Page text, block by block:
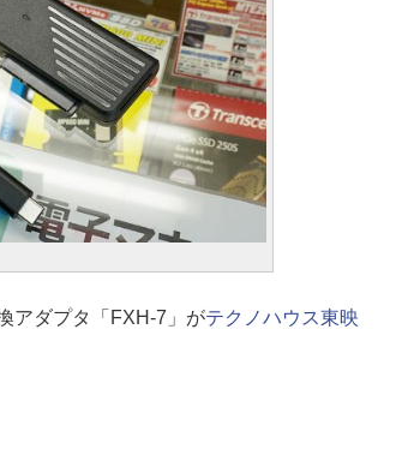
アダプタ「FXH-7」がテクノハウス東映